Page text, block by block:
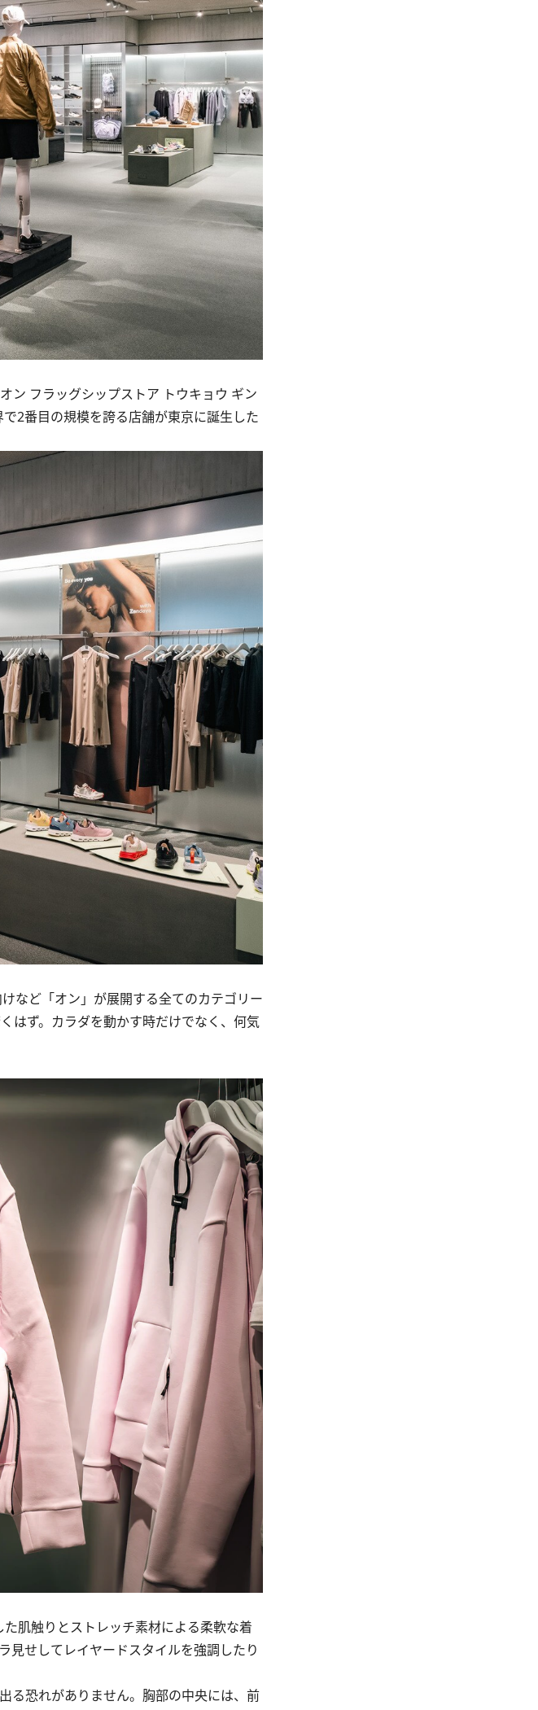
ン フラッグシップストア トウキョウ ギン
2番目の規模を誇る店舗が東京に誕生した
など「オン」が展開する全てのカテゴリー
はず。カラダを動かす時だけでなく、何気
肌触りとストレッチ素材による柔軟な着
見せしてレイヤードスタイルを強調したり
る恐れがありません。胸部の中央には、前